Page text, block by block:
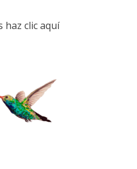
haz clic aquí